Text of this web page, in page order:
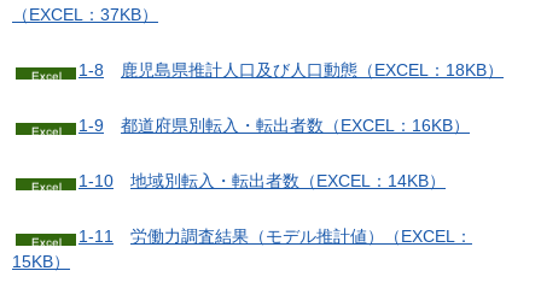
（EXCEL：37KB）
1-8 鹿児島県推計人口及び人口動態（EXCEL：18KB）
1-9 都道府県別転入・転出者数（EXCEL：16KB）
1-10 地域別転入・転出者数（EXCEL：14KB）
1-11 労働力調査結果（モデル推計値）（EXCEL：
15KB）